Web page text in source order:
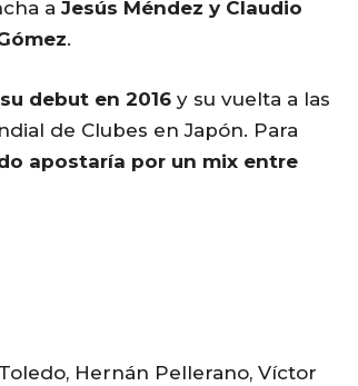
a Jesús Méndez y Claudio
.
debut en 2016 y su vuelta a las
de Clubes en Japón. Para
apostaría por un mix entre
Hernán Pellerano, Víctor